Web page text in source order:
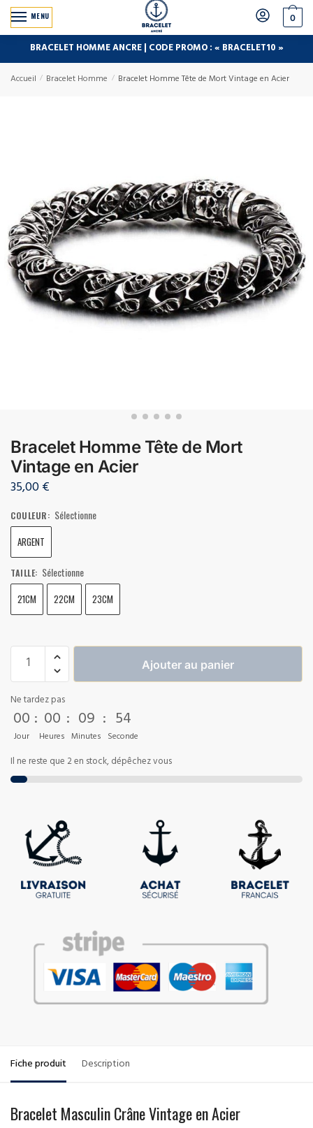
MENU 0
BRACELET HOMME ANCRE | CODE PROMO : « BRACELET10 »
Accueil / Bracelet Homme / Bracelet Homme Tête de Mort Vintage en Acier
Bracelet Homme Tête de Mort
Vintage en Acier
35,00€
COULEUR: Sélectionne
ARGENT
TAILLE: Sélectionne
21CM 22CM 23CM
Ajouter au panier
Ne tardez pas
00
Jour
: 00
Heures
: 09
Minutes
: 53
Seconde
Il ne reste que 2 en stock, dépêchez vous
Fiche produit Description
Bracelet Masculin Crâne Vintage en Acier